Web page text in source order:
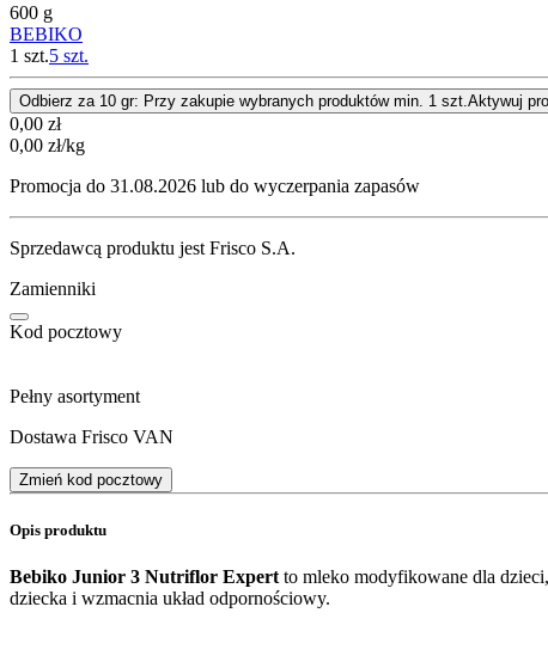
600 g
BEBIKO
1 szt.5 szt.
Odbierz za 10 gr: Przy zakupie wybranych produktów min. 1 szt. Aktywuj
Cena
0,00 zł
0,00 zł/kg
Promocja do 31.08.2026 lub do wyczerpania zapasów
Sprzedawcą produktu jest Frisco S.A.
Zamienniki
Kod pocztowy
Pełny asortyment
Dostawa Frisco VAN
Zmień kod pocztowy
Opis produktu
Bebiko Junior 3 Nutriflor Expert to mleko modyfikowane dla
dziecka i wzmacnia układ odpornościowy.